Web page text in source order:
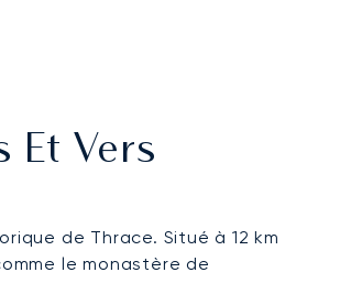
Et Vers
de Thrace. Situé à 12 km
le monastère de